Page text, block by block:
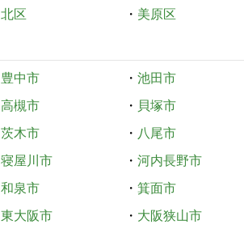
北区 ・ 美原区
豊中市 ・ 池田市
高槻市 ・ 貝塚市
茨木市 ・ 八尾市
寝屋川市 ・ 河内長野市
和泉市 ・ 箕面市
東大阪市 ・ 大阪狭山市